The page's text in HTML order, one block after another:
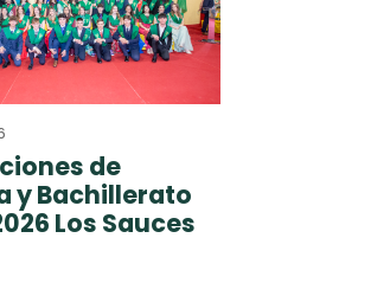
de
y Bachillerato
Los Sauces